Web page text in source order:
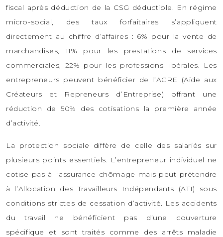
fiscal après déduction de la CSG déductible. En régime
micro-social, des taux forfaitaires s’appliquent
directement au chiffre d’affaires : 6% pour la vente de
marchandises, 11% pour les prestations de services
commerciales, 22% pour les professions libérales. Les
entrepreneurs peuvent bénéficier de l’ACRE (Aide aux
Créateurs et Repreneurs d’Entreprise) offrant une
réduction de 50% des cotisations la première année
d’activité.
La protection sociale diffère de celle des salariés sur
plusieurs points essentiels. L’entrepreneur individuel ne
cotise pas à l’assurance chômage mais peut prétendre
à l’Allocation des Travailleurs Indépendants (ATI) sous
conditions strictes de cessation d’activité. Les accidents
du travail ne bénéficient pas d’une couverture
spécifique et sont traités comme des arrêts maladie